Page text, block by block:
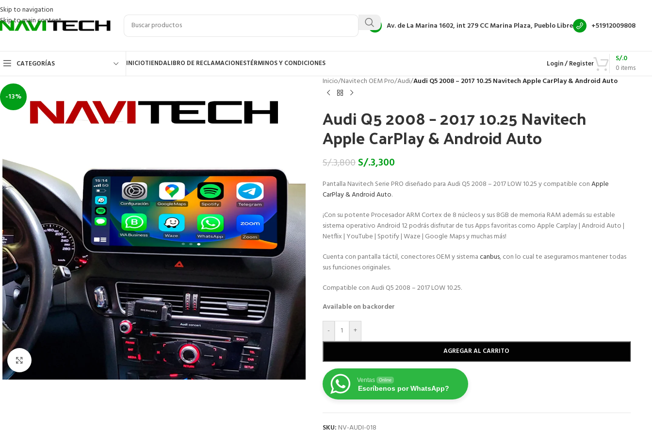
Skip to navigation
Skip to main content
Av. de La Marina 1602, int 279CC Marina Plaza, Pueblo Libre +51912009808
CATEGORÍAS INICIOTIENDALIBRO DE RECLAMACIONESTÉRMINOS Y CONDICIONES Login / Register 0 items
S/.0
-13%
Inicio/Navitech OEM Pro/Audi/Audi Q5 2008 – 2017 10.25 Navitech Apple CarPlay & Android Auto
Audi Q5 2008 – 2017 10.25 Navitech
Apple CarPlay & Android Auto
S/.3,800S/.3,300
Pantalla Navitech Serie PRO diseñado paraAudi Q5 2008 – 2017 LOW 10.25y compatible conApple
CarPlay & Android Auto.
¡Con su potente Procesador ARM Cortex de 8 núcleos y sus 8GB de memoria RAM además su estable
sistema operativo Android 12 podrás disfrutar de tus Apps favoritas como Apple Carplay | Android Auto |
Netflix | YouTube | Spotify | Waze | Google Maps y muchas más!
Cuenta con pantalla táctil, conectores OEM y sistemacanbus, con lo cual te aseguramos mantener todas
sus funciones originales.
Compatible con Audi Q5 2008 – 2017 LOW 10.25.
Available on backorder
- +
AGREGAR AL CARRITO
Ventas Online
Escríbenos por WhatsApp?
SKU: NV-AUDI-018